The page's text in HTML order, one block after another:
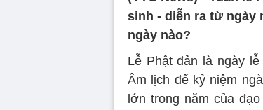
sinh - diễn ra từ ngày
ngày nào?
Lễ Phật đản là ngày
Âm lịch để kỷ niệm
lớn trong năm của